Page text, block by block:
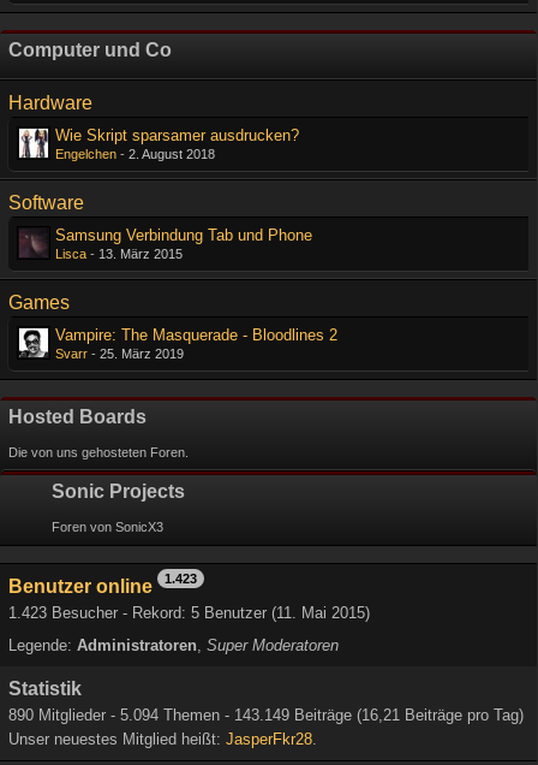
Computer und Co
Hardware
Wie Skript sparsamer ausdrucken?
Engelchen - 2. August 2018
Software
Samsung Verbindung Tab und Phone
Lisca - 13. März 2015
Games
Vampire: The Masquerade - Bloodlines 2
Svarr - 25. März 2019
Hosted Boards
Die von uns gehosteten Foren.
Sonic Projects
Foren von SonicX3
Benutzer online 1.423
1.423 Besucher - Rekord: 5 Benutzer (11. Mai 2015)
Legende: Administratoren Super Moderatoren
Statistik
890 Mitglieder - 5.094 Themen - 143.149 Beiträge (16,21 Beiträge pro Tag)
Unser neuestes Mitglied heißt: JasperFkr28.